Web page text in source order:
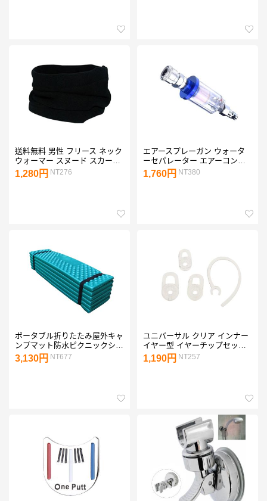
送料無料 男性 フリース ネック
ウォーマー スヌード スカーフ
マフラー マスク ソフト 防風
スポーツ 防寒12色選べる
1,280円 NT276
エアースプレーガン ウォータ
ーセパレーター エアーコンプ
レッサー 塗装ガン 水抜き 空気
油水分離フィルター
1,760円 NT380
ポータブル折りたたみ屋外キャ
ンプマット防水ピクニックシー
トクッション緑
3,130円 NT677
ユニバーサル クリア インナー
イヤー型 イヤーチップセット
携帯電話 Bluetooth対応 ヘッド
セット/ヘッドフォン
1,190円 NT257